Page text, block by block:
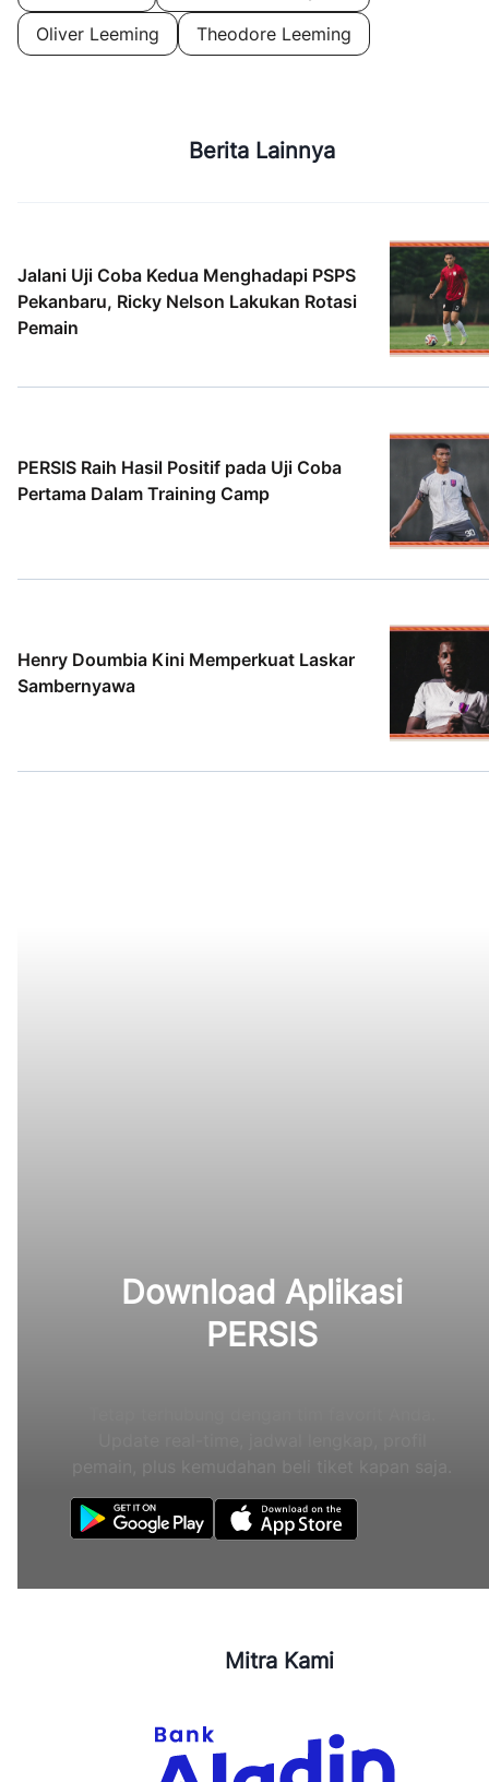
Oliver Leeming
Theodore Leeming
Berita Lainnya
Jalani Uji Coba Kedua Menghadapi PSPS
Pekanbaru, Ricky Nelson Lakukan Rotasi
Pemain
PERSIS Raih Hasil Positif pada Uji Coba
Pertama Dalam Training Camp
Henry Doumbia Kini Memperkuat Laskar
Sambernyawa
Download Aplikasi
PERSIS
Mitra Kami